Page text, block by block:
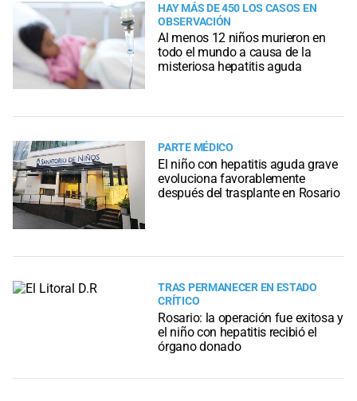
HAY MÁS DE 450 LOS CASOS EN
OBSERVACIÓN
Al menos 12 niños murieron en
todo el mundo a causa de la
misteriosa hepatitis aguda
PARTE MÉDICO
El niño con hepatitis aguda grave
evoluciona favorablemente
después del trasplante en Rosario
TRAS PERMANECER EN ESTADO
CRÍTICO
Rosario: la operación fue exitosa y
el niño con hepatitis recibió el
órgano donado